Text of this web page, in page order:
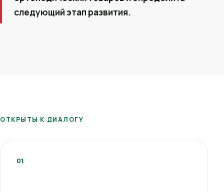
следующий этап развития.
ОТКРЫТЫ К ДИАЛОГУ
01